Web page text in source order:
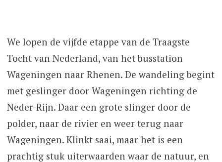
We lopen de vijfde etappe van de Traagste
Tocht van Nederland, van het busstation
Wageningen naar Rhenen. De wandeling begint
met geslinger door Wageningen richting de
Neder-Rijn. Daar een grote slinger door de
polder, naar de rivier en weer terug naar
Wageningen. Klinkt saai, maar het is een
prachtig stuk uiterwaarden waar de natuur, en